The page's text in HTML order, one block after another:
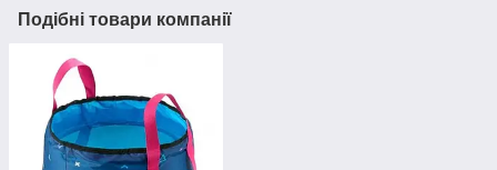
Подібні товари компанії